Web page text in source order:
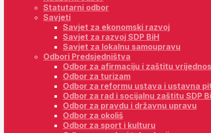
Statutarni odbor
Savjeti
Savjet za ekonomski razvoj
Savjet za razvoj SDP BiH
Savjet za lokalnu samoupravu
Odbori Predsjedništva
Odbor za afirmaciju i zaštitu
Odbor za turizam
Odbor za reformu ustava i ustavna
Odbor za rad i socijalnu zaštitu SDP
Odbor za pravdu i državnu upravu
Odbor za okoliš
Odbor za sport i kulturu